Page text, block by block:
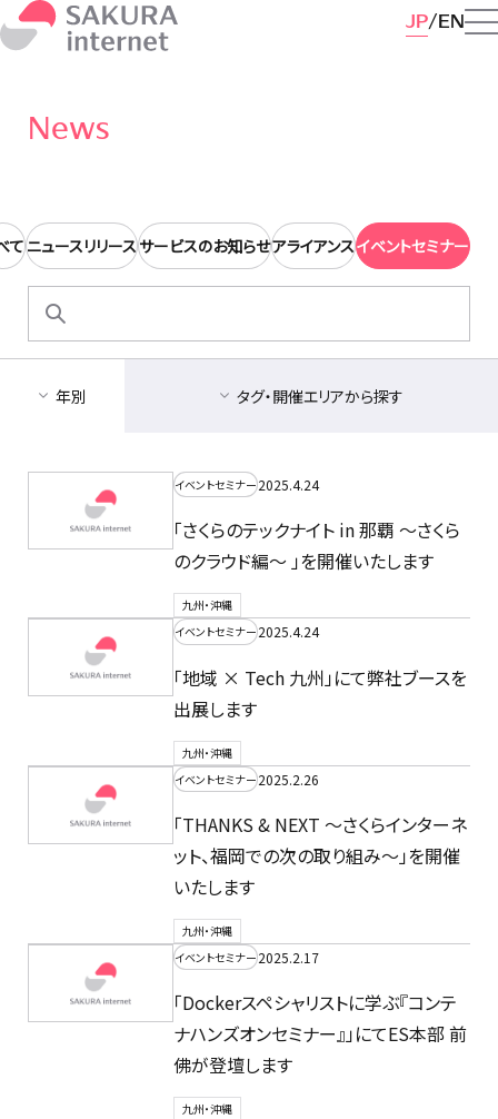
JP EN
News
てニュースリリースサービスのお知らせアライアンスイベントセミナー
年別 タグ・開催エリアから探す
イベントセミナー2025.4.24
「さくらのテックナイト in 那覇 〜さくら
のクラウド編〜 」を開催いたします
九州・沖縄
イベントセミナー2025.4.24
「地域 × Tech 九州」にて弊社ブースを
出展します
九州・沖縄
イベントセミナー2025.2.26
「THANKS & NEXT 〜さくらインターネ
ット、福岡での次の取り組み〜」を開催
いたします
九州・沖縄
イベントセミナー2025.2.17
「Dockerスペシャリストに学ぶ『コンテ
ナハンズオンセミナー』」にてES本部 前
佛が登壇します
九州・沖縄